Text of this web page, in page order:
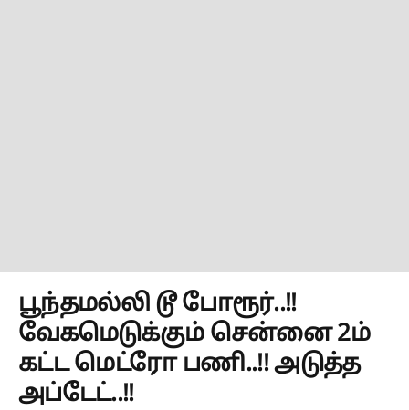
பூந்தமல்லி டூ போரூர்..!!
வேகமெடுக்கும் சென்னை 2ம்
கட்ட மெட்ரோ பணி..!! அடுத்த
அப்டேட்..!!